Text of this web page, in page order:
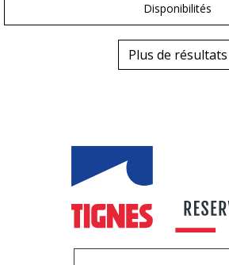
Disponibilités
Plus de résultats